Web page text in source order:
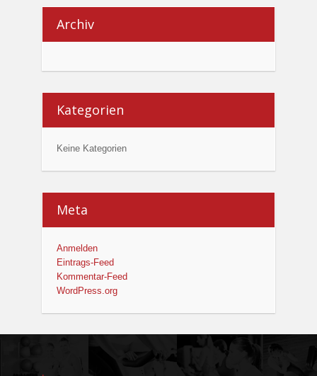
Archiv
Kategorien
Keine Kategorien
Meta
Anmelden
Eintrags-Feed
Kommentar-Feed
WordPress.org